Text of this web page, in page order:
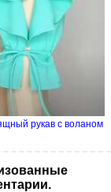
рукав с воланом